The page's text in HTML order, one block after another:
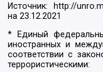
Источник: http://
на23.12.2021
* Единый
иностранных и
соответствии с
террористическими: